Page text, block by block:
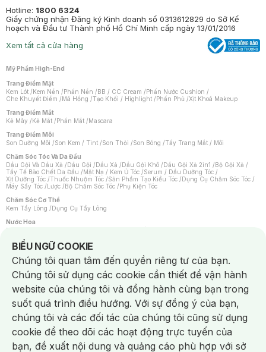
Hotline: 1800 6324
Giấy chứng nhận Đăng ký Kinh doanh số 0313612829 do Sở Kế
hoạch và Đầu tư Thành phố Hồ Chí Minh cấp ngày 13/01/2016
Xem tất cả cửa hàng
Mỹ Phẩm High-End
Trang Điểm Mặt
Kem Lót /Kem Nền /Phấn Nền /BB / CC Cream /Phấn Nước Cushion /
Che Khuyết Điểm /Má Hồng /Tạo Khối / Highlight /Phấn Phủ /Xịt Khoá Makeup
Trang Điểm Mắt
Kẻ Mày /Kẻ Mắt /Phấn Mắt /Mascara
Trang Điểm Môi
Son Dưỡng Môi /Son Kem / Tint /Son Thỏi /Son Bóng /Tẩy Trang Mắt / Môi
Chăm Sóc Tóc Và Da Đầu
Dầu Gội Và Dầu Xả /Dầu Gội /Dầu Xả /Dầu Gội Khô /Dầu Gội Xả 2in1 /Bộ Gội Xả /
Tẩy Tế Bào Chết Da Đầu /Mặt Nạ / Kem Ủ Tóc /Serum / Dầu Dưỡng Tóc /
Xịt Dưỡng Tóc /Thuốc Nhuộm Tóc /Sản Phẩm Tạo Kiểu Tóc /Dụng Cụ Chăm Sóc Tóc /
Máy Sấy Tóc /Lược /Bộ Chăm Sóc Tóc /Phụ Kiện Tóc
Chăm Sóc Cơ Thể
Kem Tẩy Lông /Dụng Cụ Tẩy Lông
Nước Hoa
Nước Hoa Nữ
Chăm Sóc Cá Nhân
Chống Muỗi /Khẩu Trang /Máy Massage/Mặt Nạ Xông Hơi /Nước Rửa Tay/
Sản Phẩm Chăm Sóc Khác /Bàn Chải Đánh Răng /Bàn Chải Điện/
Hỗ Trợ Trắng Răng/Kem Đánh Răng /Máy Tăm Nước/ Nước Súc Miệng/
Tăm / Chỉ Nha Khoa/ Xịt Thơm Miệng / Dung Dịch Vệ Sinh/Dưỡng Vùng Kín/
Khăn Ướt Vệ Sinh Vùng Kín/Băng Vệ Sinh/Tampon/Bọt Cạo Râu /Dao Cạo Râu/
Máy Cạo Râu
Vấn Đề Về Da
Da Dầu / Lỗ Chân Lông To/ Da Khô / Mất Nước/ Da Lão Hóa/ Da Mụn/
Da Nhạy Cảm / Kích Ứng
Da Xỉn Màu Thâm / Nám / Tàn Nhang
Quầng Thâm & Bọng Mắt /Sẹo /Viêm Da Cơ Địa
Dụng Cụ / Phụ Kiện Chăm Sóc Da
BIỂU NGỮ COOKIE
Notice about cookies usage
Chúng tôi quan tâm đến quyền riêng tư của bạn.
Chúng tôi sử dụng các cookie cần thiết để vận hành
website của chúng tôi và đồng hành cùng bạn trong
suốt quá trình điều hướng. Với sự đồng ý của bạn,
chúng tôi và các đối tác của chúng tôi cũng sử dụng
cookie để theo dõi các hoạt động trực tuyến của
bạn, đề xuất nội dung và quảng cáo phù hợp với sở